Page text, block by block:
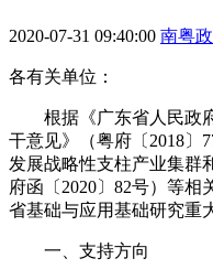
2020-07-31 09:40:00 南粤
各有关单位：
根据《广东省人民政府
干意见》（粤府〔2018〕
发展战略性支柱产业集群
府函〔2020〕82号）等
省基础与应用基础研究重
一、支持方向